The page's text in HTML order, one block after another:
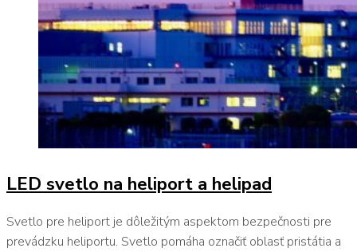
LED svetlo na heliport a helipad
Svetlo pre heliport je dôležitým aspektom bezpečnosti pre
prevádzku heliportu. Svetlo pomáha označiť oblasť pristátia a